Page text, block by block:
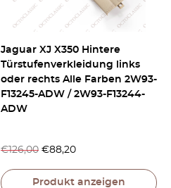
Jaguar XJ X350 Hintere
Türstufenverkleidung links
oder rechts Alle Farben 2W93-
F13245-ADW / 2W93-F13244-
ADW
€126,00 €88,20
Produkt anzeigen